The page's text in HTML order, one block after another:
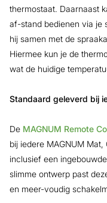
thermostaat. Daarnaast
af-stand bedienen via je
hij samen met de
Hiermee kun je de
wat de huidige
Standaard geleverd bij
De MAGNUM Remote
bij iedere MAGNUM
inclusief een
slimme ontwerp past
en meer-voudig